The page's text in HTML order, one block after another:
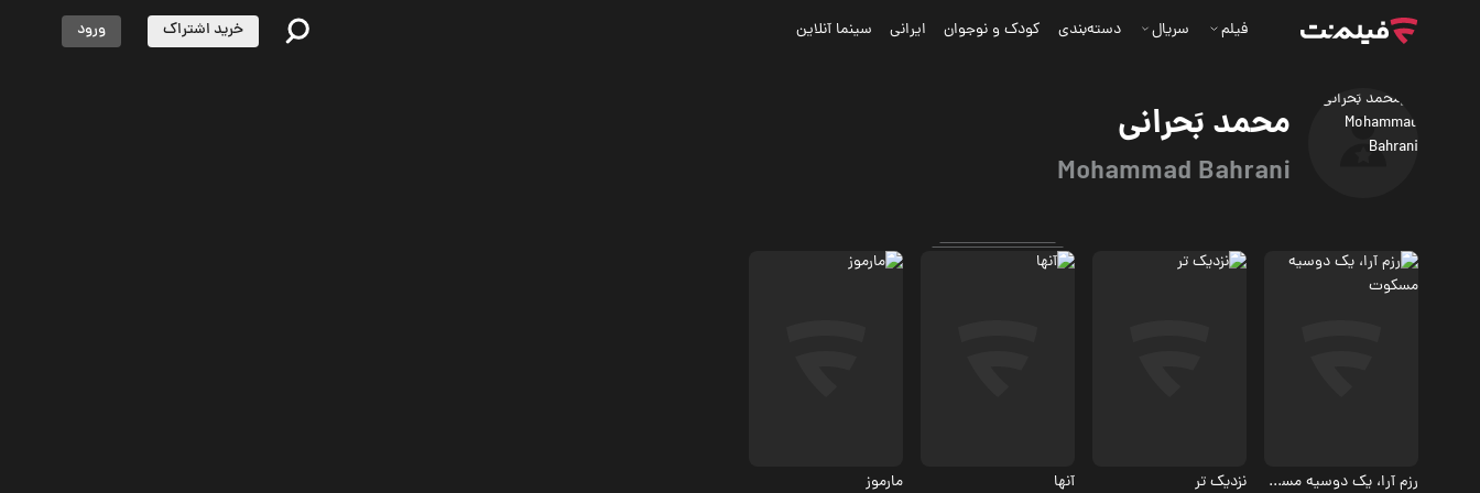
محمد بَحرانی
Mohammad Bahrani
فیلم سریال دسته‌بندی کودک و نوجوان ایرانی سینما آنلاین خرید اشتراک ورود
رزم آرا، یک دوسیه مسکوت نزدیک تر آنها مارموز